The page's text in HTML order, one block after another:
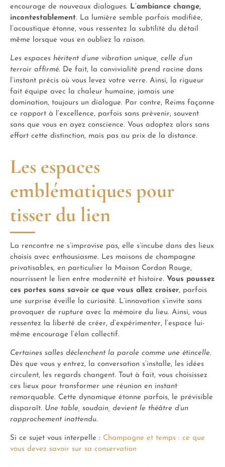
encourage de nouveaux dialogues. L’ambiance change,
incontestablement. La lumière semble parfois modifiée,
l’acoustique étonne, vous ressentez la subtilité du détail
même lorsque vous en oubliez la raison.
Les espaces héritent d’une vibration unique, celle d’un
terroir affirmé. De fait, la convivialité prend racine dans
l’instant précis où vous levez votre verre. Ainsi, la rigueur
fait équipe avec la chaleur humaine, jamais une
domination, toujours un dialogue. Par contre, Reims façonne
ce rapport à l’excellence, parfois sans prévenir, souvent
sans que vous en ayez conscience. Vous adoptez alors sans
effort cette distinction, mais pas au prix de la distance.
Les espaces
emblématiques pour
tisser du lien
La rencontre ne s’improvise pas, elle s’incube dans des lieux
choisis avec enthousiasme. Les maisons de champagne
privatisables, en particulier la Maison Cordon Rouge,
nourrissent le lien entre modernité et histoire. Vous poussez
ces portes sans savoir ce que vous allez croiser, parfois
une surprise éveille la curiosité. L’innovation s’invite sans
provoquer de rupture avec la mémoire du lieu. Ainsi, vous
ressentez la liberté de créer, d’expérimenter, l’espace lui-
même encourage l’élan collectif.
Certaines salles déclenchent la parole comme une étincelle.
Dès que vous y entrez, la conversation s’installe, les idées
circulent, les regards changent. Tout à fait, vous choisissez
ces lieux pour transformer une réunion en instant
remarquable. Cette dynamique étonne parfois, le prévisible
disparaît. Une table, soudain, devient le théâtre d’un
rapprochement inattendu.
Si ce sujet vous interpelle : Champagne et temps : ce que
vous devez savoir sur sa conservation